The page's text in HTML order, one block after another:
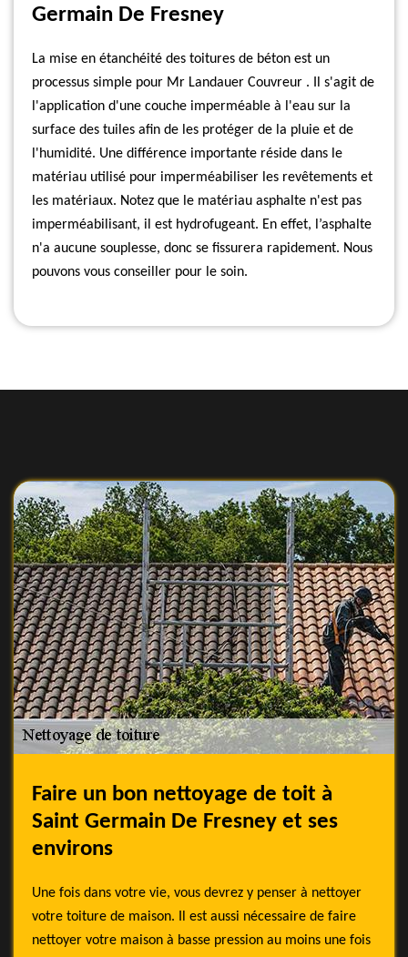
Germain De Fresney
La mise en étanchéité des toitures de béton est un
processus simple pour Mr Landauer Couvreur . Il s'agit de
l'application d'une couche imperméable à l'eau sur la
surface des tuiles afin de les protéger de la pluie et de
l'humidité. Une différence importante réside dans le
matériau utilisé pour imperméabiliser les revêtements et
les matériaux. Notez que le matériau asphalte n'est pas
imperméabilisant, il est hydrofugeant. En effet, l’asphalte
n'a aucune souplesse, donc se fissurera rapidement. Nous
pouvons vous conseiller pour le soin.
Faire un bon nettoyage de toit à
Saint Germain De Fresney et ses
environs
Une fois dans votre vie, vous devrez y penser à nettoyer
votre toiture de maison. Il est aussi nécessaire de faire
nettoyer votre maison à basse pression au moins une fois